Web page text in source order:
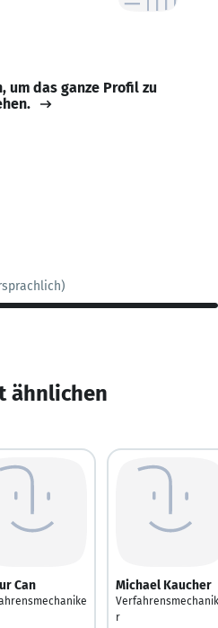
um das ganze Profil zu
ähnlichen
Can Michael Kaucher
r